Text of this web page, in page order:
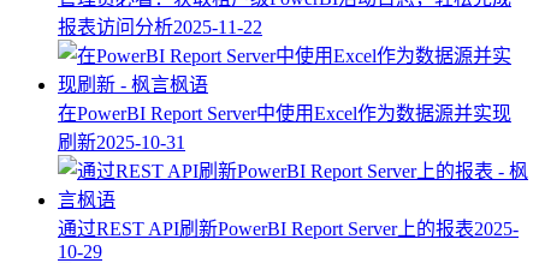
报表访问分析2025-11-22
在PowerBI Report Server中使用Excel作为数据源并实现
刷新2025-10-31
通过REST API刷新PowerBI Report Server上的报表2025-
10-29